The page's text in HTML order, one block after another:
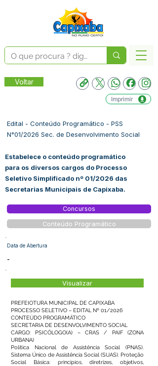
Voltar
Imprimir
Edital - Conteúdo Programático - PSS
N°01/2026 Sec. de Desenvolvimento Social
Estabelece o conteúdo programático
para os diversos cargos do Processo
Seletivo Simplificado nº 01/2026 das
Secretarias Municipais de Capixaba.
Concursos
Conteúdo Programático
Data de Abertura
-
Visualizar
PREFEIOTURA MUNICIPAL DE CAPIXABA
PROCESSO SELETIVO – EDITAL Nº 01/2026
CONTEÚDO PROGRAMÁTICO
SECRETARIA DE DESENVOLVIMENTO SOCIAL
CARGO: PSICÓLOGO(A) – CRAS / PAIF (ZONA
URBANA)
Política Nacional de Assistência Social (PNAS).
Sistema Único de Assistência Social (SUAS). Proteção
Social Básica: princípios, diretrizes, objetivos,